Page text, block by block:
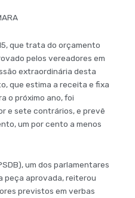
que trata do orçamento
pelos vereadores em
extraordinária desta
que estima a receita e fixa
o próximo ano, foi
e sete contrários, e prevê
um por cento a menos
um dos parlamentares
peça aprovada, reiterou
previstos em verbas